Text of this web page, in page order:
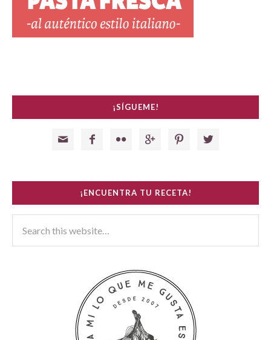
¡SÍGUEME!
     
¡ENCUENTRA TU RECETA!